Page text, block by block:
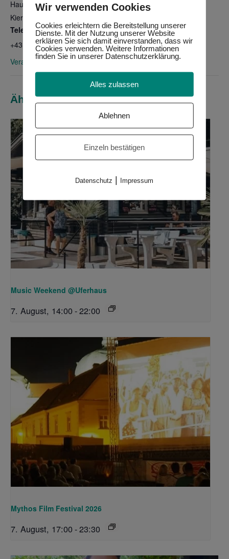
Hauptstraße 187
Kierling
Telefon
+4315338159
Veranstaltungsort-Website anzeigen
Ähnliche Veranstaltungen
Music Weekend @Uferhaus
7. August, 14:00 -22:00
Mythos Film Festival 2026
7. August, 17:00 -23:30
Wir verwenden Cookies
Cookies erleichtern die Bereitstellung unserer
Dienste. Mit der Nutzung unserer Website
erklären Sie sich damit einverstanden, dass wir
Cookies verwenden. Weitere Informationen
finden Sie in unserer Datenschutzerklärung.
Alles zulassen
Ablehnen
Einzeln bestätigen
Datenschutz | Impressum